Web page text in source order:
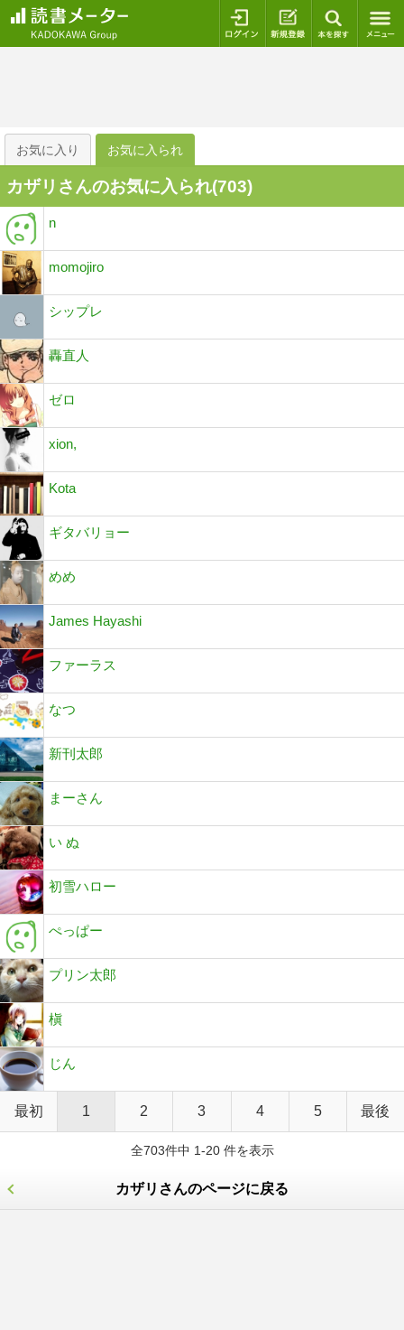
ログイン 新規登録
お気に入り お気に入られ
カザリさんのお気に入られ(703)
n
momojiro
シップレ
轟直人
ゼロ
xion,
Kota
ギタバリョー
めめ
James Hayashi
ファーラス
なつ
新刊太郎
まーさん
い ぬ
初雪ハロー
ぺっぱー
プリン太郎
槇
じん
最初 1 2 3 4 5 最後
全703件中 1-20 件を表示
カザリさんのページに戻る